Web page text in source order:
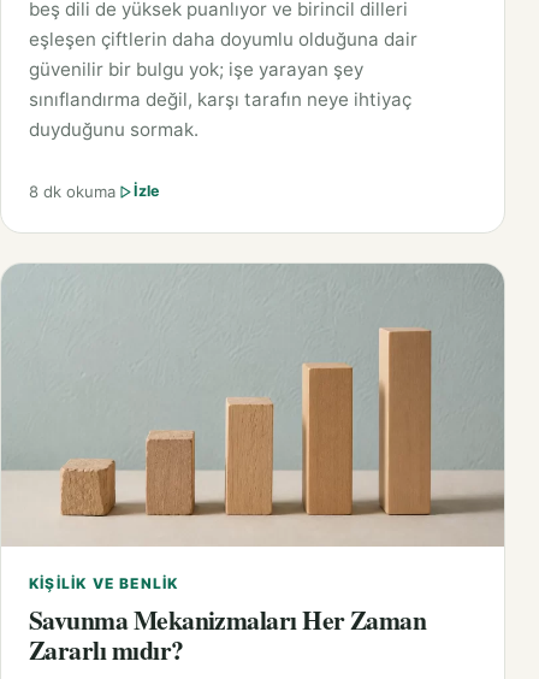
beş dili de yüksek puanlıyor ve birincil dilleri
eşleşen çiftlerin daha doyumlu olduğuna dair
güvenilir bir bulgu yok; işe yarayan şey
sınıflandırma değil, karşı tarafın neye ihtiyaç
duyduğunu sormak.
8 dk okuma İzle
KIŞILIK VE BENLIK
Savunma Mekanizmaları Her Zaman
Zararlı mıdır?